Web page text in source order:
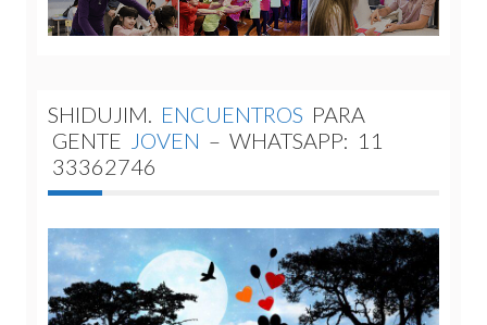
SHIDUJIM. ENCUENTROS PARA
GENTE JOVEN – WHATSAPP: 11
33362746